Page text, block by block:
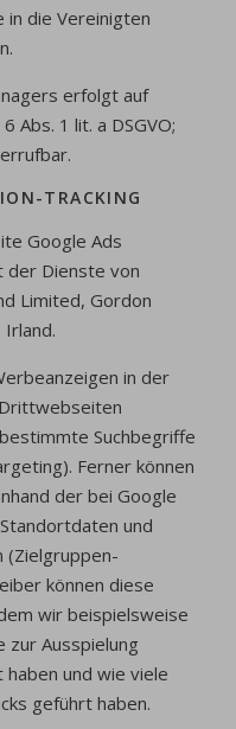
die Vereinigten
erfolgt auf
Abs. 1 lit. a DSGVO;
TRACKING
Google Ads
Dienste von
Limited, Gordon
in der
Suchbegriffe
Ferner können
der bei Google
und
können diese
wir beispielsweise
zur Ausspielung
und wie viele
geführt haben.